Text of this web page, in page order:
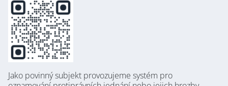
Jako povinný subjekt provozujeme systém pro